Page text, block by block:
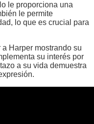
le proporciona una
le permite
lo que es crucial para
Harper mostrando su
su interés por
a su vida demuestra